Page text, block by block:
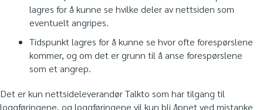
lagres for å kunne se hvilke deler av nettsiden som
eventuelt angripes.
Tidspunkt lagres for å kunne se hvor ofte forespørslene
kommer, og om det er grunn til å anse forespørslene
som et angrep.
Det er kun nettsideleverandør Talkto som har tilgang til
loggføringene, og loggføringene vil kun bli åpnet ved mistanke